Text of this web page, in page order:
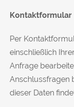
Kontaktformular
Per
einschließlich
Anfrage
Anschlussfragen
dieser Daten